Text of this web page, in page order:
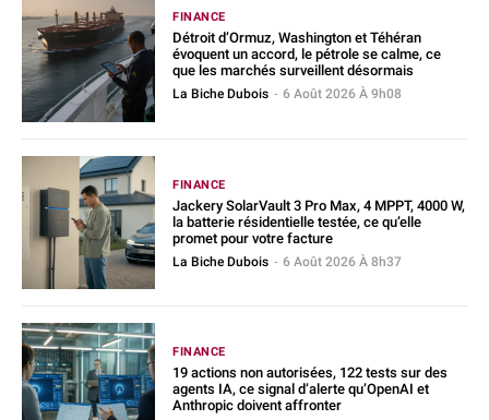
FINANCE
Détroit d’Ormuz, Washington et Téhéran
évoquent un accord, le pétrole se calme, ce
que les marchés surveillent désormais
La Biche Dubois - 6 Août 2026 À 9h08
FINANCE
Jackery SolarVault 3 Pro Max, 4 MPPT, 4000 W,
la batterie résidentielle testée, ce qu’elle
promet pour votre facture
La Biche Dubois - 6 Août 2026 À 8h37
FINANCE
19 actions non autorisées, 122 tests sur des
agents IA, ce signal d’alerte qu’OpenAI et
Anthropic doivent affronter